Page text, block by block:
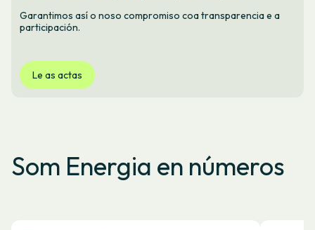
Garantimos así o noso compromiso coa transparencia e a
participación.
Le as actas
Som Energia en números